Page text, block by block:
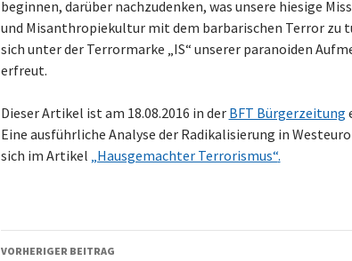
beginnen, darüber nachzudenken, was unsere hiesige
und Misanthropiekultur mit dem barbarischen Terror zu
sich unter der Terrormarke „IS“ unserer paranoiden
erfreut.
Dieser Artikel ist am 18.08.2016 in der BFT Bürgerzeitung
Eine ausführliche Analyse der Radikalisierung in
sich im Artikel „Hausgemachter Terrorismus“.
Beitragsnavigation
VORHERIGER BEITRAG